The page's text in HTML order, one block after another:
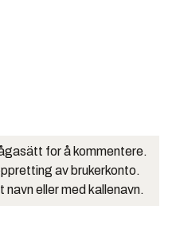
for å kommentere.
av brukerkonto.
navn eller med kallenavn.